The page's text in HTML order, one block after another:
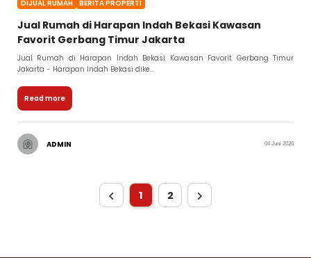
DIJUAL RUMAH BERITA PROPERTI
Jual Rumah di Harapan Indah Bekasi Kawasan
Favorit Gerbang Timur Jakarta
Jual Rumah di Harapan Indah Bekasi Kawasan Favorit Gerbang Timur
Jakarta - Harapan Indah Bekasi dike...
Read more
ADMIN 04 Juni 2026
1 2